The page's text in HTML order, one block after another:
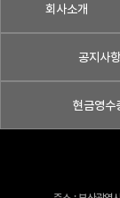
회사소개
공지사항
현금영수